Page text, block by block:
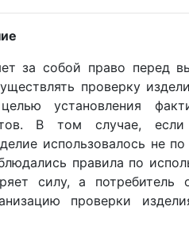
за собой право перед
проверку
установления
В том случае,
использовалось не
правила по
силу, а потребитель
проверки